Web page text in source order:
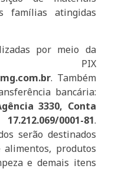
famílias atingidas
por meio da
PIX
. Também
bancária:
3330, Conta
0001-81.
serão destinados
alimentos, produtos
e demais itens